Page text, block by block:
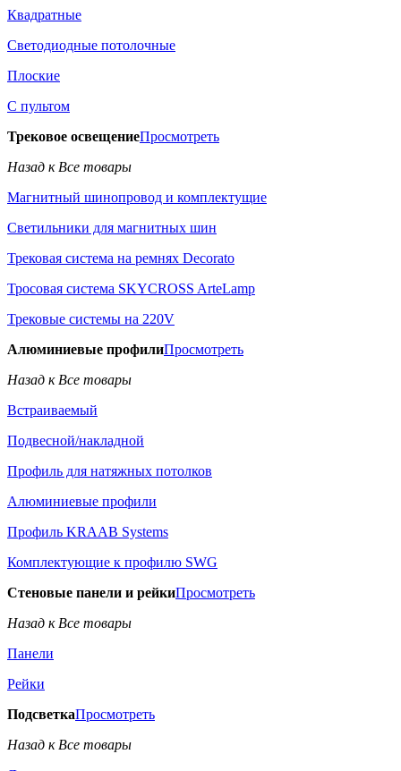
Квадратные
Светодиодные потолочные
Плоские
С пультом
Трековое освещениеПросмотреть
Назад к Все товары
Магнитный шинопровод и комплектущие
Светильники для магнитных шин
Трековая система на ремнях Decorato
Тросовая система SKYCROSS ArteLamp
Трековые системы на 220V
Алюминиевые профилиПросмотреть
Назад к Все товары
Встраиваемый
Подвесной/накладной
Профиль для натяжных потолков
Алюминиевые профили
Профиль KRAAB Systems
Комплектующие к профилю SWG
Стеновые панели и рейкиПросмотреть
Назад к Все товары
Панели
Рейки
ПодсветкаПросмотреть
Назад к Все товары